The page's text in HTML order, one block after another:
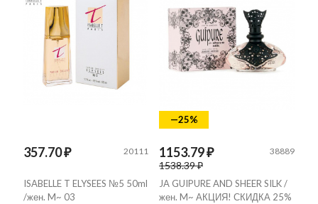
357.70 ₽ 20111
ISABELLE T ELYSEES №5 50ml
/жен. M~ 03
—25%
1153.79 ₽
1538.39 ₽
38889
JA GUIPURE AND SHEER SILK /
жен. M~ АКЦИЯ! СКИДКА 25%